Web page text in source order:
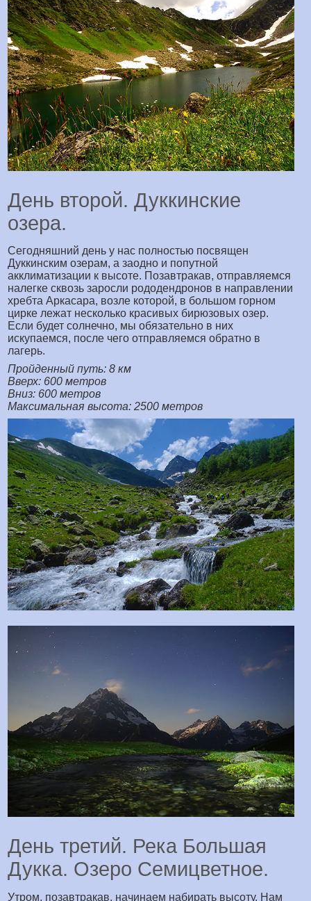
День второй. Дуккинские
озера.
Сегодняшний день у нас полностью посвящен
Дуккинским озерам, а заодно и попутной
акклиматизации к высоте. Позавтракав, отправляемся
налегке сквозь заросли рододендронов в направлении
хребта Аркасара, возле которой, в большом горном
цирке лежат несколько красивых бирюзовых озер.
Если будет солнечно, мы обязательно в них
искупаемся, после чего отправляемся обратно в
лагерь.
Пройденный путь: 8 км
Вверх: 600 метров
Вниз: 600 метров
Максимальная высота: 2500 метров
День третий. Река Большая
Дукка. Озеро Семицветное.
Утром, позавтракав, начинаем набирать высоту. Нам